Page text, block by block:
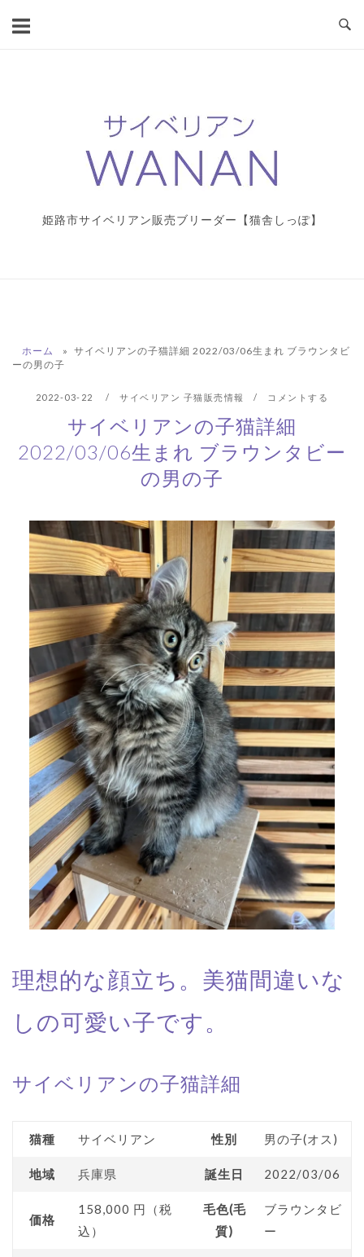
姫路市サイベリアン販売ブリーダー【猫舎しっぽ】
ホーム » サイベリアンの子猫詳細 2022/03/06生まれ ブラウンタビ
ーの男の子
2022-03-22 サイベリアン 子猫販売情報 コメントする
サイベリアンの子猫詳細
2022/03/06生まれ ブラウンタビー
の男の子
理想的な顔立ち。美猫間違いな
しの可愛い子です。
サイベリアンの子猫詳細
猫種 サイベリアン 性別 男の子(オス)
地域 兵庫県 誕生日 2022/03/06
価格
158,000 円（税
込）
毛色(毛
質)
ブラウンタビ
ー